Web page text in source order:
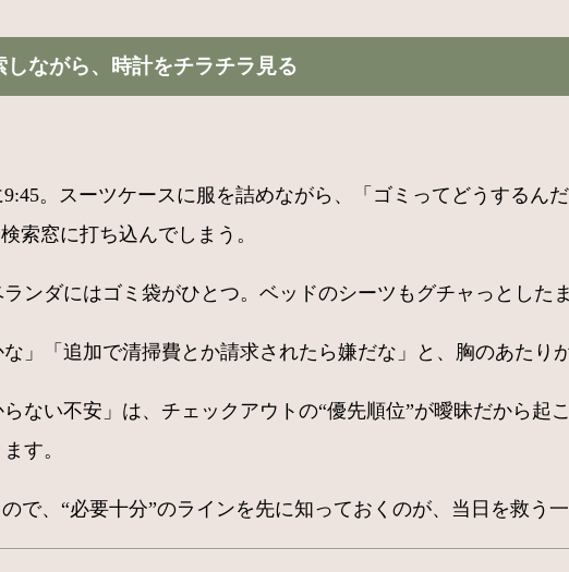
ながら、時計をチラチラ見る
。スーツケースに服を詰めながら、「ゴミってどうするん
索窓に打ち込んでしまう。
ンダにはゴミ袋がひとつ。ベッドのシーツもグチャっとしたま
」「追加で清掃費とか請求されたら嫌だな」と、胸のあたり
ない不安」は、チェックアウトの“優先順位”が曖昧だから起
す。
で、“必要十分”のラインを先に知っておくのが、当日を救う一